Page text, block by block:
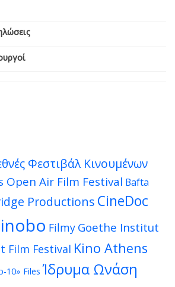
Φεστιβάλ Κινουμένων
Open Air Film Festival Bafta
Productions CineDoc
Filmy Goethe Institut
Film Festival Kino Athens
10» Files Ίδρυμα Ωνάση